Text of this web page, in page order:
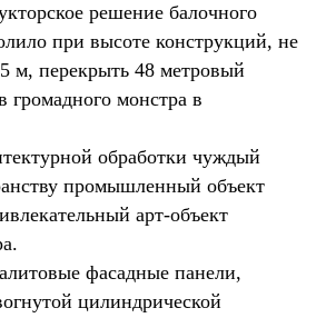
решение балочного
при высоте конструкций, не
перекрыть 48 метровый
громадного монстра в
обработки чуждый
промышленный объект
арт-объект
фасадные панели,
цилиндрической